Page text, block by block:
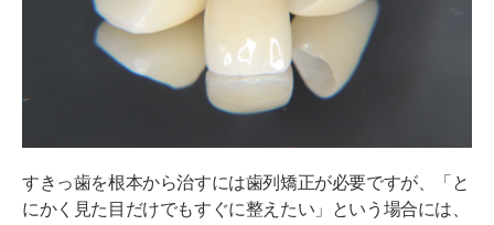
すきっ歯を根本から治すには歯列矯正が必要ですが、「と
にかく見た目だけでもすぐに整えたい」という場合には、